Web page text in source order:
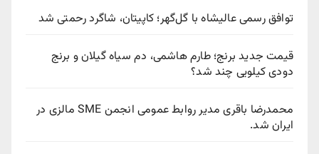
توافق رسمی عالیشاه با گل‌گهر؛ کاپیتان، شاگرد رحمتی شد
قیمت جدید برنج؛ طارم هاشمی، دم سیاه گیلان و برنج
دودی کیلویی چند شد؟
محمدرضا باقری مدیر روابط عمومی انجمن SME مالزی در
ایران شد.